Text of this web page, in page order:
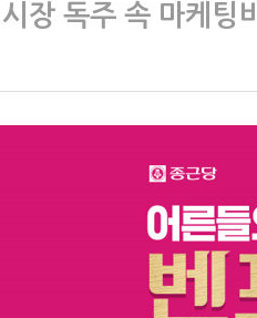
시장 독주 속 마케팅